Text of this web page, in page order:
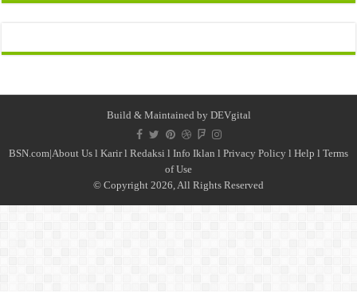
Build & Maintained by DEVgital
BSN.com|About Us l Karirl Redaksi l Info Iklan l Privacy Policy l Help l Terms
of Use
© Copyright 2026, All Rights Reserved